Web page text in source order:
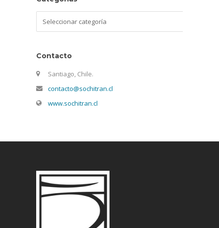
Contacto
Santiago, Chile.
contacto@sochitran.cl
www.sochitran.cl